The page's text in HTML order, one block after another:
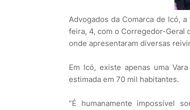
Advogados da Comarca de Icó,
feira, 4, com o Corregedor-Geral
onde apresentaram diversas
Em Icó, existe apenas uma
estimada em 70 mil habitantes.
“É humanamente impossível